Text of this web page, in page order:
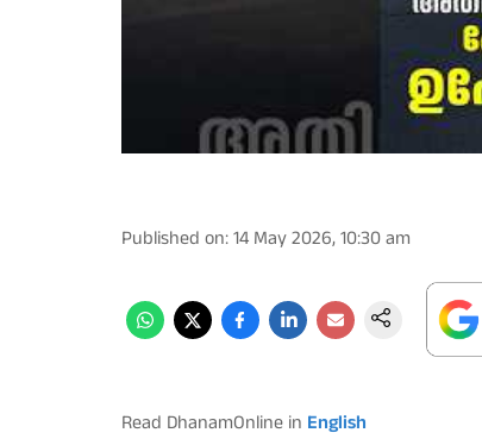
Published on:14 May 2026, 10:30 am
Read DhanamOnline in English